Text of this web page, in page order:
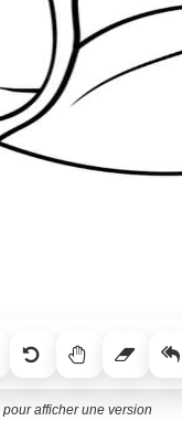
pour afficher une version